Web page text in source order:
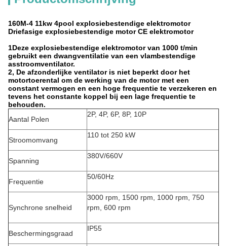
160M-4 11kw 4pool explosiebestendige elektromotor
Driefasige explosiebestendige motor CE elektromotor
1Deze explosiebestendige elektromotor van 1000 t/min
gebruikt een dwangventilatie van een vlambestendige
asstroomventilator.
2, De afzonderlijke ventilator is niet beperkt door het
motortoerental om de werking van de motor met een
constant vermogen en een hoge frequentie te verzekeren en
tevens het constante koppel bij een lage frequentie te
behouden.
Aantal Polen
2P, 4P, 6P, 8P, 10P
Stroomomvang
110 tot 250 kW
Spanning
380V/660V
Frequentie
50/60Hz
Synchrone snelheid
3000 rpm, 1500 rpm, 1000 rpm, 750
rpm, 600 rpm
Beschermingsgraad
IP55